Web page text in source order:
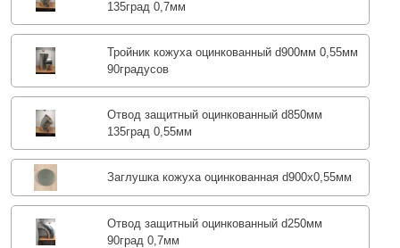
135град 0,7мм
Тройник кожуха оцинкованный d900мм 0,55мм
90градусов
Отвод защитный оцинкованный d850мм
135град 0,55мм
Заглушка кожуха оцинкованная d900х0,55мм
Отвод защитный оцинкованный d250мм
90град 0,7мм